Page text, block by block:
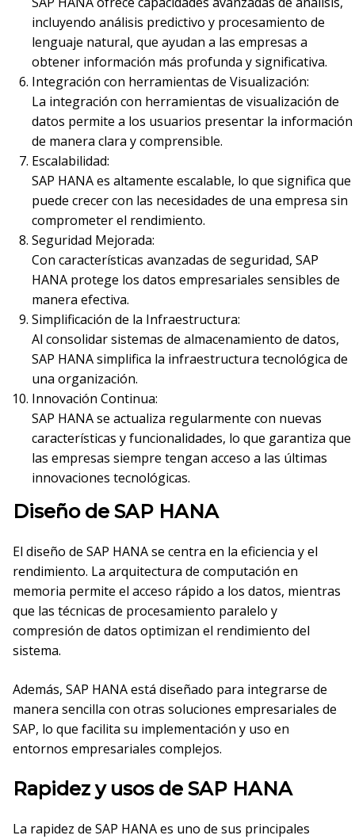
incluyendo análisis predictivo y procesamiento de
lenguaje natural, que ayudan a las empresas a
obtener información más profunda y significativa.
Integración con herramientas de Visualización:
La integración con herramientas de visualización de
datos permite a los usuarios presentar la información
de manera clara y comprensible.
Escalabilidad:
SAP HANA es altamente escalable, lo que significa que
puede crecer con las necesidades de una empresa sin
comprometer el rendimiento.
Seguridad Mejorada:
Con características avanzadas de seguridad, SAP
HANA protege los datos empresariales sensibles de
manera efectiva.
Simplificación de la Infraestructura:
Al consolidar sistemas de almacenamiento de datos,
SAP HANA simplifica la infraestructura tecnológica de
una organización.
Innovación Continua:
SAP HANA se actualiza regularmente con nuevas
características y funcionalidades, lo que garantiza que
las empresas siempre tengan acceso a las últimas
innovaciones tecnológicas.
Diseño de SAP HANA
El diseño de SAP HANA se centra en la eficiencia y el
rendimiento. La arquitectura de computación en
memoria permite el acceso rápido a los datos, mientras
que las técnicas de procesamiento paralelo y
compresión de datos optimizan el rendimiento del
sistema.
Además, SAP HANA está diseñado para integrarse de
manera sencilla con otras soluciones empresariales de
SAP, lo que facilita su implementación y uso en
entornos empresariales complejos.
Rapidez y usos de SAP HANA
La rapidez de SAP HANA es uno de sus principales